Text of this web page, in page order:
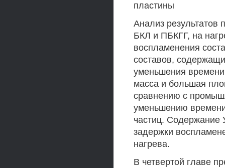
пластины
Анализ результатов
БКЛ и ПБКГГ, на
воспламенения
составов,
уменьшения
масса и большая
сравнению с
уменьшению
частиц. Содержание
задержки
нагрева.
В четвертой главе